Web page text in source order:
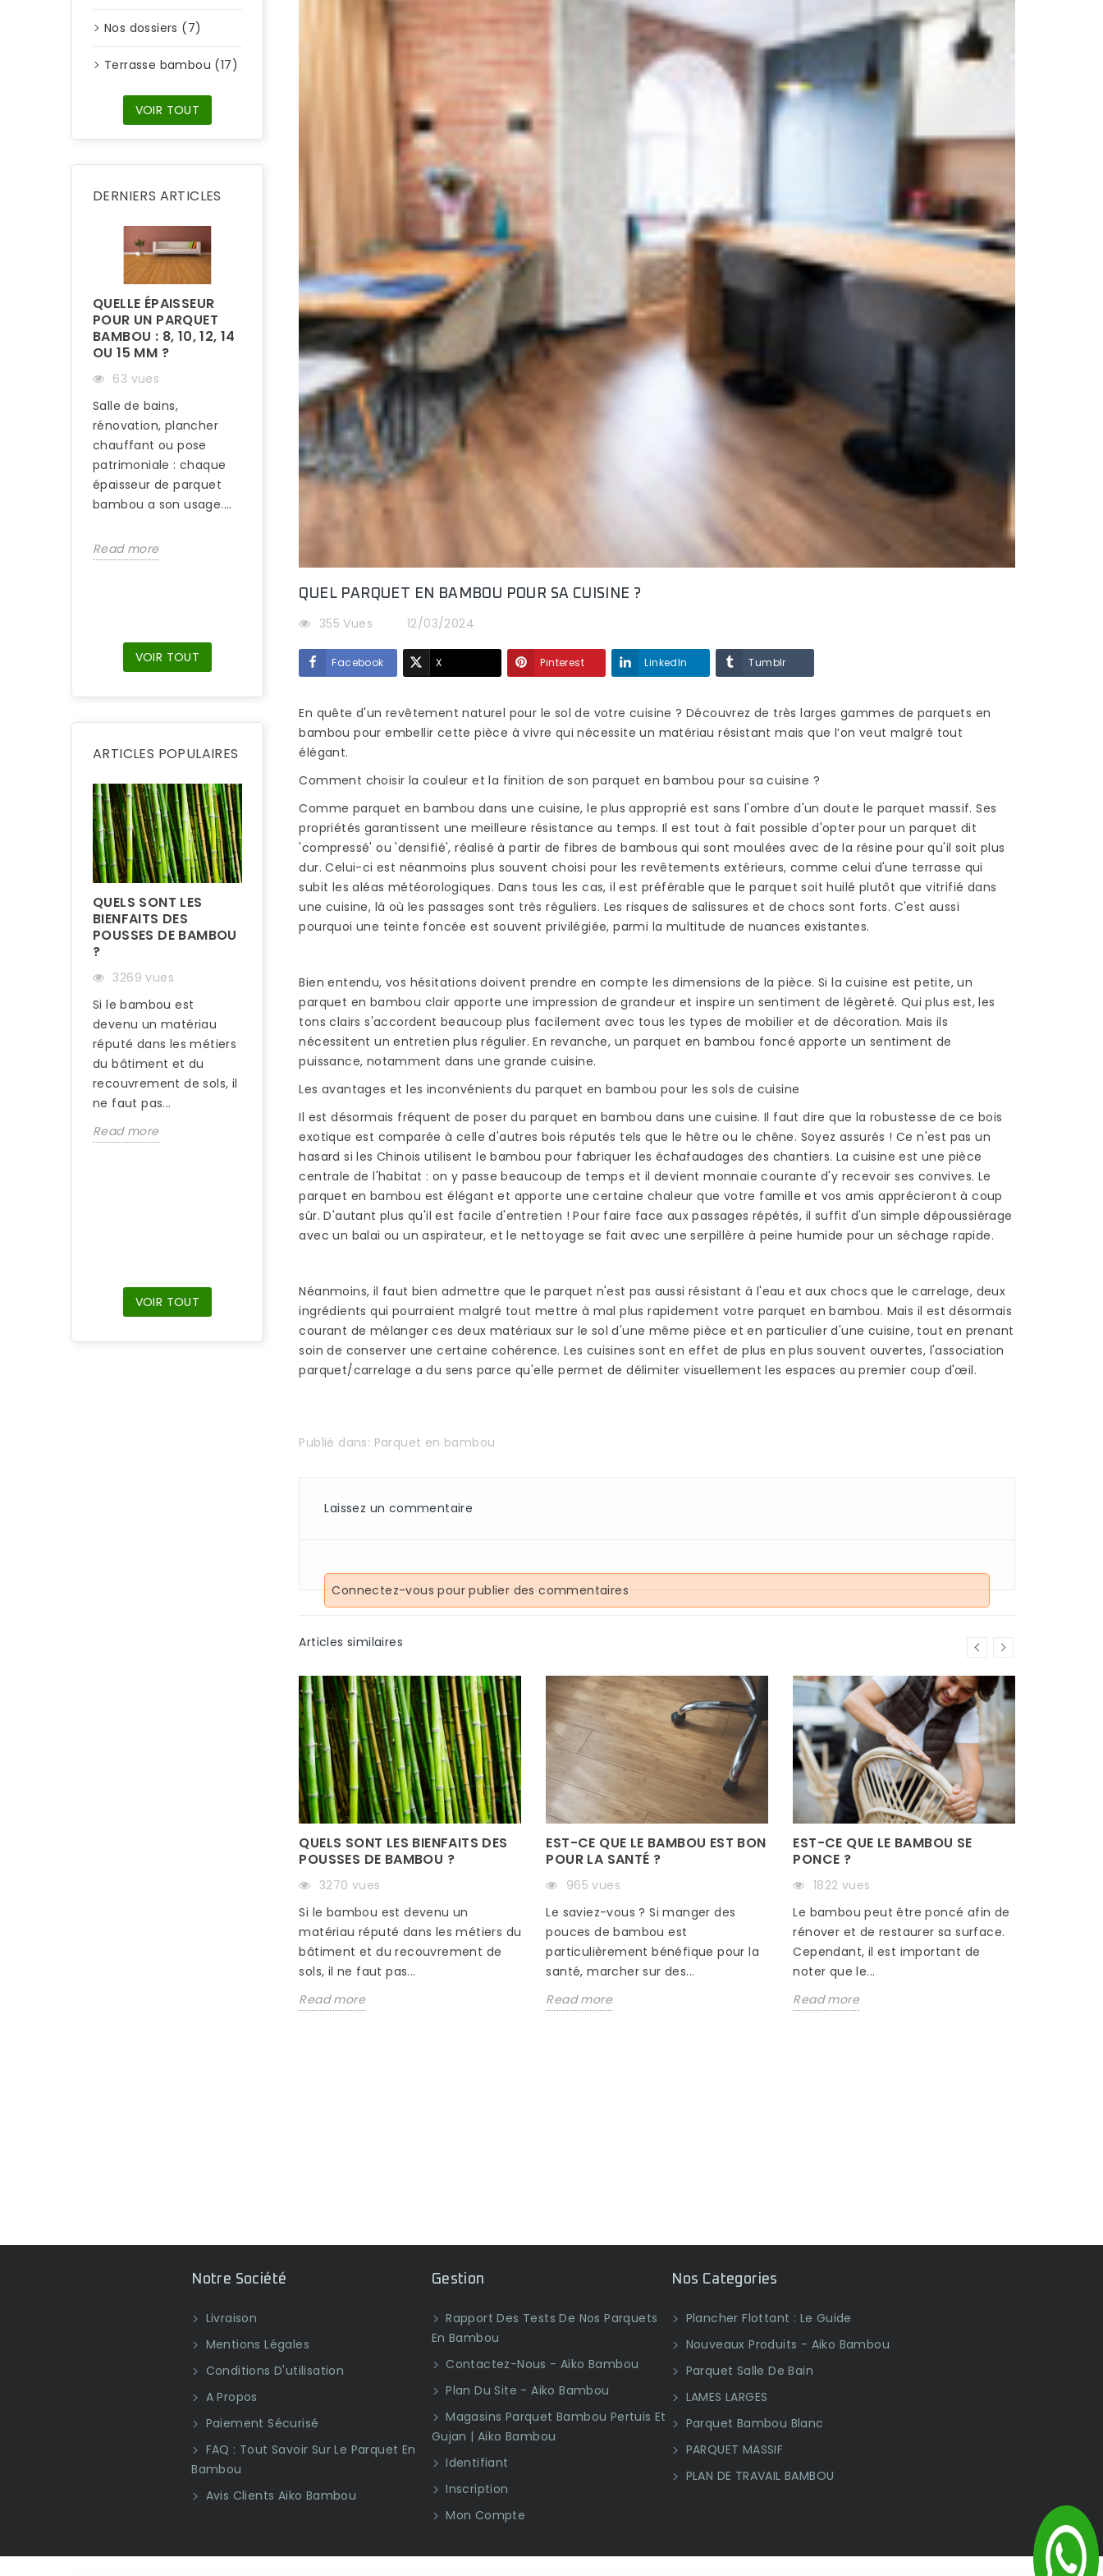
Nos dossiers (7)
Terrasse bambou (17)
VOIR TOUT
DERNIERS ARTICLES
QUELLE ÉPAISSEUR
POUR UN PARQUET
BAMBOU : 8, 10, 12, 14
OU 15 MM ?
63 vues
Salle de bains,
rénovation, plancher
chauffant ou pose
patrimoniale : chaque
épaisseur de parquet
bambou a son usage....
Read more
POURQUOI LA
TERRASSE EN BAMBOU
PLAÎT AUTANT ?
97 vues
S’il est difficile
d’identifier une terrasse
en bambou du regard, il
suffit de marcher pieds
POURQUOI LE
PARQUET EN BAMBOU
SÉDUIT DE PLUS EN
PLUS ?
84 vues
Vous ne l’avez peut-
être pas remarqué,
bambou sont de plus en
Read more
QUELLE TERRASSE
VIEILLIT LE MIEUX ?
Le choix du matériau
QUELLE EST LA DURÉE
TERRASSE EN BOIS ?
147 vues
Une terrasse bien posée
est une terrasse qui
dure : La structure d’une
terrasse doit être stable
et les lames fixées...
VOIR TOUT
ARTICLES POPULAIRES
QUELS SONT LES
BIENFAITS DES
POUSSES DE BAMBOU
?
3269 vues
Si le bambou est
devenu un matériau
réputé dans les métiers
du bâtiment et du
recouvrement de sols, il
ne faut pas...
Read more
COMMENT RÉNOVER
UN PARQUET EN
BAMBOU ?
3210 vues
Si vous venez d’acquérir
une maison équipée
d’un parquet en
bambou et que ce
parquet n’a pas été bien
entretenu, il...
Read more
PARQUET BAMBOU :
AVANTAGES ET
INCONVÉNIENTS
Le choix du bambou
pour l’aménagement de
sa maison présente de
nombreux avantages.
En plus d’être un
matériau...
Read more
QUEL VERNIS POUR UN
PLAN DE TRAVAIL EN
Si vous avez décidé
d’équiper votre cuisine
d’un plan de travail en
bambou, vous avez fait
rationnel...
Read more
POSE BAMBOU :
COMMENT POSER DU
1936 vues
Le parquet en bambou
présente plusieurs
avantages, si on le
en bois traditionnel ou à
Read more
VOIR TOUT
QUEL PARQUET EN BAMBOU POUR SA CUISINE ?
355 Vues 12/03/2024
Facebook X Pinterest LinkedIn Tumblr
En quête d'un revêtement naturel pour le sol de votre cuisine ? Découvrez de très larges gammes de parquets en
bambou pour embellir cette pièce à vivre qui nécessite un matériau résistant mais que l’on veut malgré tout
élégant.
Comment choisir la couleur et la finition de son parquet en bambou pour sa cuisine ?
Comme parquet en bambou dans une cuisine, le plus approprié est sans l'ombre d'un doute le parquet massif. Ses
propriétés garantissent une meilleure résistance au temps. Il est tout à fait possible d'opter pour un parquet dit
'compressé' ou 'densifié', réalisé à partir de fibres de bambous qui sont moulées avec de la résine pour qu'il soit plus
dur. Celui-ci est néanmoins plus souvent choisi pour les revêtements extérieurs, comme celui d'une terrasse qui
subit les aléas météorologiques. Dans tous les cas, il est préférable que le parquet soit huilé plutôt que vitrifié dans
une cuisine, là où les passages sont très réguliers. Les risques de salissures et de chocs sont forts. C'est aussi
pourquoi une teinte foncée est souvent privilégiée, parmi la multitude de nuances existantes.
Bien entendu, vos hésitations doivent prendre en compte les dimensions de la pièce. Si la cuisine est petite, un
parquet en bambou clair apporte une impression de grandeur et inspire un sentiment de légèreté. Qui plus est, les
tons clairs s'accordent beaucoup plus facilement avec tous les types de mobilier et de décoration. Mais ils
nécessitent un entretien plus régulier. En revanche, un parquet en bambou foncé apporte un sentiment de
puissance, notamment dans une grande cuisine.
Les avantages et les inconvénients du parquet en bambou pour les sols de cuisine
Il est désormais fréquent de poser du parquet en bambou dans une cuisine. Il faut dire que la robustesse de ce bois
exotique est comparée à celle d'autres bois réputés tels que le hêtre ou le chêne. Soyez assurés ! Ce n'est pas un
hasard si les Chinois utilisent le bambou pour fabriquer les échafaudages des chantiers. La cuisine est une pièce
centrale de l'habitat : on y passe beaucoup de temps et il devient monnaie courante d'y recevoir ses convives. Le
parquet en bambou est élégant et apporte une certaine chaleur que votre famille et vos amis apprécieront à coup
sûr. D'autant plus qu'il est facile d'entretien ! Pour faire face aux passages répétés, il suffit d'un simple dépoussiérage
avec un balai ou un aspirateur, et le nettoyage se fait avec une serpillère à peine humide pour un séchage rapide.
Néanmoins, il faut bien admettre que le parquet n'est pas aussi résistant à l'eau et aux chocs que le carrelage, deux
ingrédients qui pourraient malgré tout mettre à mal plus rapidement votre parquet en bambou. Mais il est désormais
courant de mélanger ces deux matériaux sur le sol d'une même pièce et en particulier d'une cuisine, tout en prenant
soin de conserver une certaine cohérence. Les cuisines sont en effet de plus en plus souvent ouvertes, l'association
parquet/carrelage a du sens parce qu'elle permet de délimiter visuellement les espaces au premier coup d'œil.
Publié dans: Parquet en bambou
Laissez un commentaire
Connectez-vous pour publier des commentaires
Articles similaires
QUELS SONT LES BIENFAITS DES
POUSSES DE BAMBOU ?
3270 vues
Si le bambou est devenu un
matériau réputé dans les métiers du
bâtiment et du recouvrement de
sols, il ne faut pas...
Read more
EST-CE QUE LE BAMBOU EST BON
POUR LA SANTÉ ?
965 vues
Le saviez-vous ? Si manger des
pouces de bambou est
particulièrement bénéfique pour la
santé, marcher sur des...
Read more
EST-CE QUE LE BAMBOU SE
PONCE ?
1822 vues
Le bambou peut être poncé afin de
rénover et de restaurer sa surface.
Cependant, il est important de
noter que le...
Read more
Notre Société
Livraison
Mentions Légales
Conditions D'utilisation
A Propos
Paiement Sécurisé
FAQ : Tout Savoir Sur Le Parquet En
Bambou
Avis Clients Aiko Bambou
Gestion
Rapport Des Tests De Nos Parquets
En Bambou
Contactez-Nous - Aiko Bambou
Plan Du Site - Aiko Bambou
Magasins Parquet Bambou Pertuis Et
Gujan | Aiko Bambou
Identifiant
Inscription
Mon Compte
Nos Categories
Plancher Flottant : Le Guide
Nouveaux Produits - Aiko Bambou
Parquet Salle De Bain
LAMES LARGES
Parquet Bambou Blanc
PARQUET MASSIF
PLAN DE TRAVAIL BAMBOU